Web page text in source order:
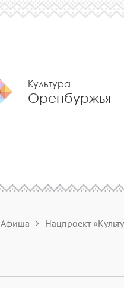
Культура
Оренбуржья
Афиша Нацпроект